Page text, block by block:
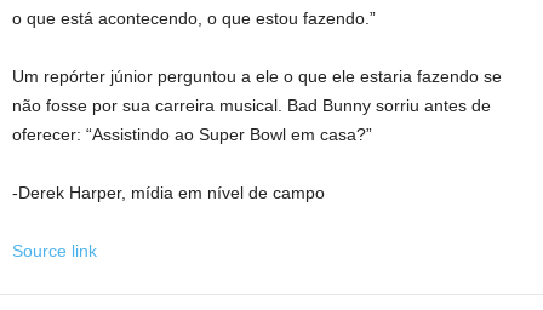
o que está acontecendo, o que estou fazendo.”
Um repórter júnior perguntou a ele o que ele estaria fazendo se
não fosse por sua carreira musical. Bad Bunny sorriu antes de
oferecer: “Assistindo ao Super Bowl em casa?”
-Derek Harper, mídia em nível de campo
Source link